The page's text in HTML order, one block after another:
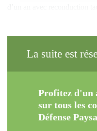
La suite est
Profitez d'un
sur tous les
Défense